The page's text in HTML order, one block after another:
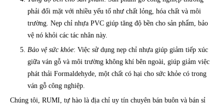
phải đối mặt với nhiều yếu tố như chất lỏng, hóa chất và môi
trường. Nẹp chỉ nhựa PVC giúp tăng độ bền cho sản phẩm, bảo
vệ nó khỏi các tác nhân này.
Bảo vệ sức khỏe: Việc sử dụng nẹp chỉ nhựa giúp giảm tiếp xúc
giữa ván gỗ và môi trường không khí bên ngoài, giúp giảm việc
phát thải Formaldehyde, một chất có hại cho sức khỏe có trong
ván gỗ công nghiệp.
Chúng tôi, RUMI, tự hào là địa chỉ uy tín chuyên bán buôn và bán sỉ